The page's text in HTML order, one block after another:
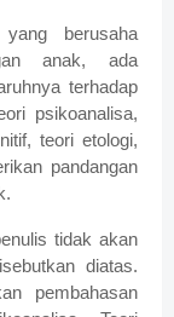
berusaha
anak, ada
terhadap
psikoanalisa,
teori etologi,
pandangan
tidak akan
diatas.
pembahasan